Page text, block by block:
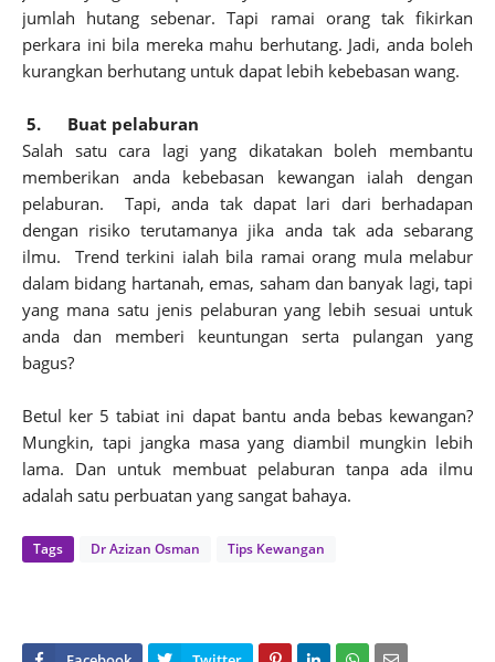
jumlah hutang sebenar. Tapi ramai orang tak fikirkan
perkara ini bila mereka mahu berhutang. Jadi, anda boleh
kurangkan berhutang untuk dapat lebih kebebasan wang.
5. Buat pelaburan
Salah satu cara lagi yang dikatakan boleh membantu
memberikan anda kebebasan kewangan ialah dengan
pelaburan. Tapi, anda tak dapat lari dari berhadapan
dengan risiko terutamanya jika anda tak ada sebarang
ilmu. Trend terkini ialah bila ramai orang mula melabur
dalam bidang hartanah, emas, saham dan banyak lagi, tapi
yang mana satu jenis pelaburan yang lebih sesuai untuk
anda dan memberi keuntungan serta pulangan yang
bagus?
Betul ker 5 tabiat ini dapat bantu anda bebas kewangan?
Mungkin, tapi jangka masa yang diambil mungkin lebih
lama. Dan untuk membuat pelaburan tanpa ada ilmu
adalah satu perbuatan yang sangat bahaya.
Tags Dr Azizan Osman Tips Kewangan